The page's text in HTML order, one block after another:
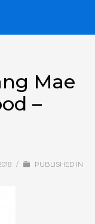
Mae
–
/ PUBLISHED IN